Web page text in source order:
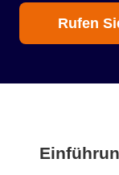
Rufen